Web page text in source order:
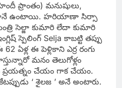
ప్రాంతం) మనుషులు,
ఉంటాయి. హరియాణా సిర్సా
సెల్జా కుమారి లేదా కుమారి
స్పెలింగ్‌ Selja కాబట్టి తప్పు
ఏళ్ల ఈ పెళ్లికాని ఎర్ర రంగు
మనం తెలుగోళ్లం
ప్రయత్నం చేయం గాక చేయం.
‘ శైలజ ’ అనే అంటారు.